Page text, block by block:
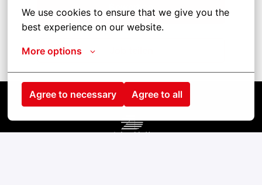
We use cookies to ensure that we give you the
best experience on our website.
More options
Agree to necessary Agree to all
Bewerben
Homepage